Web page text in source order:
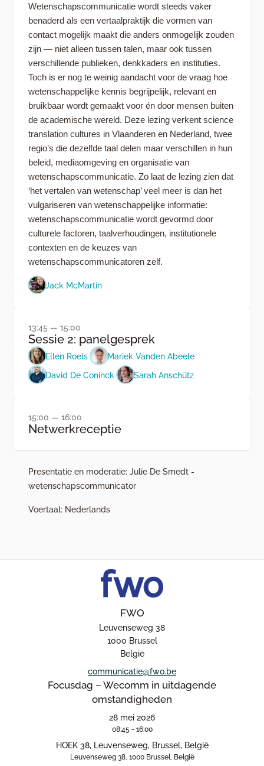
Wetenschapscommunicatie wordt steeds vaker
benaderd als een vertaalpraktijk die vormen van
contact mogelijk maakt die anders onmogelijk zouden
zijn — niet alleen tussen talen, maar ook tussen
verschillende publieken, denkkaders en instituties.
Toch is er nog te weinig aandacht voor de vraag hoe
wetenschappelijke kennis begrijpelijk, relevant en
bruikbaar wordt gemaakt voor én door mensen buiten
de academische wereld. Deze lezing verkent science
translation cultures in Vlaanderen en Nederland, twee
regio’s die dezelfde taal delen maar verschillen in hun
beleid, mediaomgeving en organisatie van
wetenschapscommunicatie. Zo laat de lezing zien dat
‘het vertalen van wetenschap’ veel meer is dan het
vulgariseren van wetenschappelijke informatie:
wetenschapscommunicatie wordt gevormd door
culturele factoren, taalverhoudingen, institutionele
contexten en de keuzes van
wetenschapscommunicatoren zelf.
Jack McMartin
13:45 — 15:00
Sessie 2: panelgesprek
Ellen Roels
Mariek Vanden Abeele
David De Coninck
Sarah Anschütz
15:00 — 16:00
Netwerkreceptie
Presentatie en moderatie: Julie De Smedt -
wetenschapscommunicator
Voertaal: Nederlands
FWO
Leuvenseweg 38
1000 Brussel
België
communicatie@fwo.be
Focusdag – Wecomm in uitdagende
omstandigheden
28 mei 2026
08:45 - 16:00
HOEK 38, Leuvenseweg, Brussel, België
Leuvenseweg 38, 1000 Brussel, België